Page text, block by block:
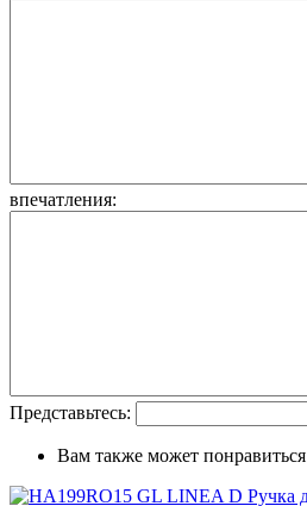
впечатления:
Представьтесь:
Вам также может понравиться